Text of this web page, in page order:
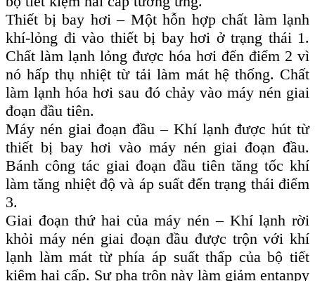
Thiết bị bay hơi – Một hỗn hợp chất làm lạnh
khí-lỏng đi vào thiết bị bay hơi ở trạng thái 1.
Chất làm lạnh lỏng được hóa hơi đến điểm 2 vì
nó hấp thụ nhiệt từ tải làm mát hệ thống. Chất
làm lạnh hóa hơi sau đó chảy vào máy nén giai
đoạn đầu tiên.
Máy nén giai đoạn đầu – Khí lạnh được hút từ
thiết bị bay hơi vào máy nén giai đoạn đầu.
Bánh công tác giai đoạn đầu tiên tăng tốc khí
làm tăng nhiệt độ và áp suất đến trạng thái điểm
3.
Giai đoạn thứ hai của máy nén – Khí lạnh rời
khỏi máy nén giai đoạn đầu được trộn với khí
lạnh làm mát từ phía áp suất thấp của bộ tiết
kiệm hai cấp. Sự pha trộn này làm giảm entanpy